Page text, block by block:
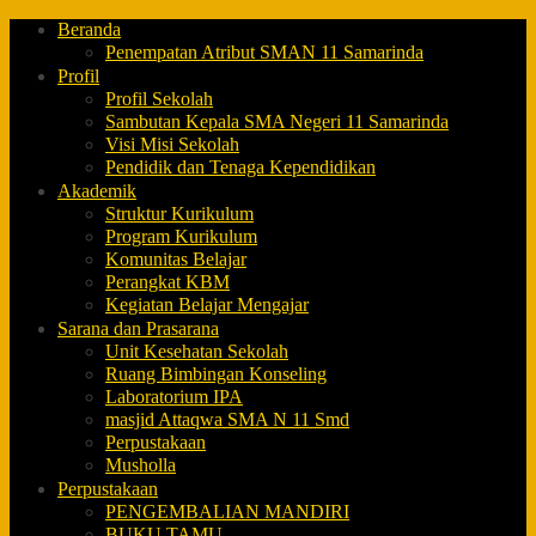
Beranda
Penempatan Atribut SMAN 11 Samarinda
Profil
Profil Sekolah
Sambutan Kepala SMA Negeri 11 Samarinda
Visi Misi Sekolah
Pendidik dan Tenaga Kependidikan
Akademik
Struktur Kurikulum
Program Kurikulum
Komunitas Belajar
Perangkat KBM
Kegiatan Belajar Mengajar
Sarana dan Prasarana
Unit Kesehatan Sekolah
Ruang Bimbingan Konseling
Laboratorium IPA
masjid Attaqwa SMA N 11 Smd
Perpustakaan
Musholla
Perpustakaan
PENGEMBALIAN MANDIRI